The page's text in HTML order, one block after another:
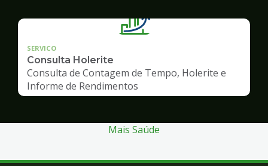
SERVICO
Consulta Holerite
Consulta de Contagem de Tempo, Holerite e
Informe de Rendimentos
Mais Saúde